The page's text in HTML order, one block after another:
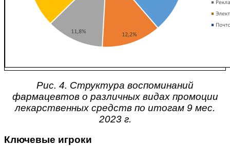
Рис. 4. Структура воспоминаний
фармацевтов о различных видах промоции
лекарственных средств по итогам 9 мес.
2023 г.
Ключевые игроки